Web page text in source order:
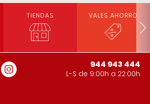
TIENDAS VALES AHORRO
944 943 444
L-S de 9:00h a 22:00h